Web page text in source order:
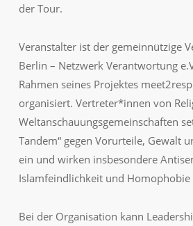
der Tour.
Veranstalter ist der gemeinnützige
Berlin – Netzwerk Verantwortung
Rahmen seines Projektes
organisiert. Vertreter*innen von
Weltanschauungsgemeinschaften
Tandem“ gegen Vorurteile, Gewalt
ein und wirken insbesondere
Islamfeindlichkeit und Homophobie
Bei der Organisation kann